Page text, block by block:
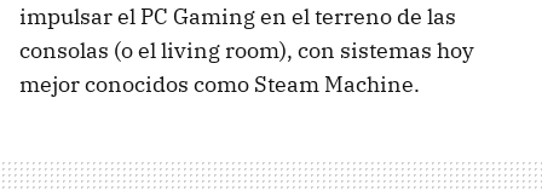
impulsar el PC Gaming en el terreno de las
consolas (o el living room), con sistemas hoy
mejor conocidos como Steam Machine.